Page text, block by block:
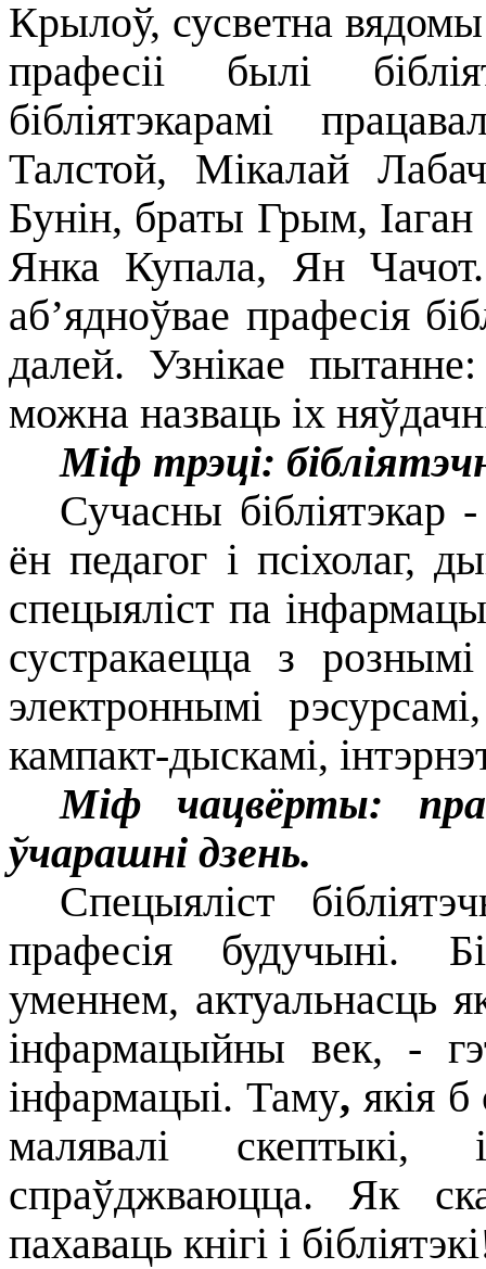
Крылоў, сусветна
прафесіі былі
бібліятэкарамі
Талстой, Мікалай
Бунін, браты Грым,
Янка Купала, Ян
аб’ядноўвае прафесія
далей. Узнікае
можна назваць іх
Міф трэці:
Сучасны бібліятэкар
ён педагог і псіхолаг,
спецыяліст па
сустракаецца з
электроннымі
кампакт-дыскамі,
Міф чацвёрты:
ўчарашні дзень.
Спецыяліст
прафесія будучыні.
уменнем, актуальнасць
інфармацыйны век, -
інфармацыі. Таму, якія б
малявалі
спраўджваюцца. Як
пахаваць кнігі і